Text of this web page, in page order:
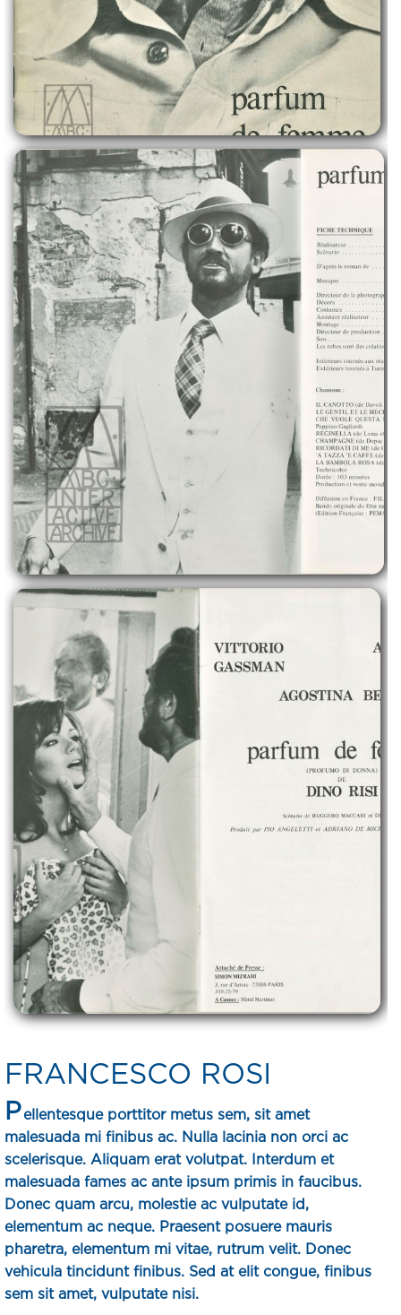
FRANCESCO ROSI
Pellentesque porttitor metus sem, sit amet
malesuada mi finibus ac. Nulla lacinia non orci ac
scelerisque. Aliquam erat volutpat. Interdum et
malesuada fames ac ante ipsum primis in faucibus.
Donec quam arcu, molestie ac vulputate id,
elementum ac neque. Praesent posuere mauris
pharetra, elementum mi vitae, rutrum velit. Donec
vehicula tincidunt finibus. Sed at elit congue, finibus
sem sit amet, vulputate nisi.